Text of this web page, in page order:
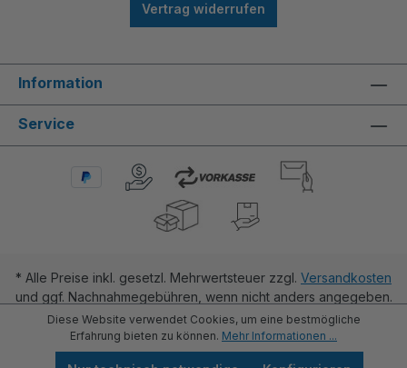
Vertrag widerrufen
Information
Service
* Alle Preise inkl. gesetzl. Mehrwertsteuer zzgl. Versandkosten
und ggf. Nachnahmegebühren, wenn nicht anders angegeben.
Diese Website verwendet Cookies, um eine bestmögliche
Erfahrung bieten zu können. Mehr Informationen ...